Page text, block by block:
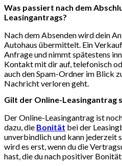
Was passiert nach dem
Leasingantrags?
Nach dem Absenden wird dein
Autohaus übermittelt. Ein
Anfrage und nimmt spätestens
Kontakt mit dir auf, telefonisch
auch den Spam-Ordner im Blick
Nachricht verloren geht.
Gilt der Online-Leasingantrag
Der Online-Leasingantrag ist
dazu, die Bonität bei der
unverbindlich und kann jederzeit
wird es erst, wenn du die
hast, die du nach positiver